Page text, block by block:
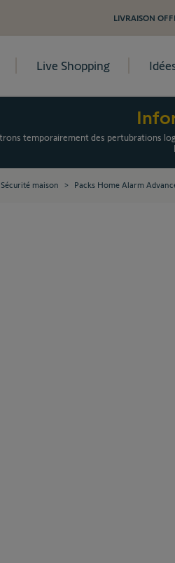
LIVRAISON
Live Shopping
temporairement des pertubrations
Sécurité maison > Packs Home Alarm